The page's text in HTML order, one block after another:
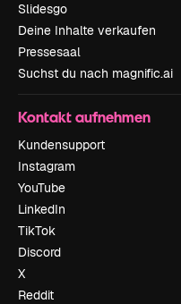
Slidesgo
Deine Inhalte verkaufen
Pressesaal
Suchst du nach magnific.ai
Kontakt aufnehmen
Kundensupport
Instagram
YouTube
LinkedIn
TikTok
Discord
X
Reddit